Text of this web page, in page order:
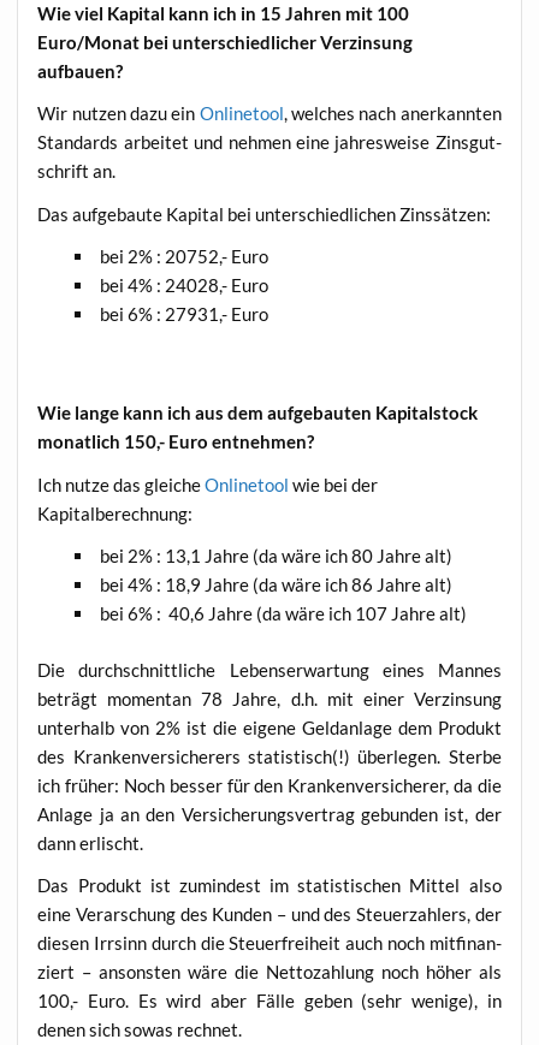
Wie viel Kapi­tal kann ich in 15 Jah­ren mit 100
Euro/Monat bei unter­schied­li­cher Ver­zin­sung
aufbauen?
Wir nut­zen dazu ein Online­tool, wel­ches nach aner­kann­ten
Stan­dards arbei­tet und neh­men eine jah­res­wei­se Zins­gut­
schrift an.
Das auf­ge­bau­te Kapi­tal bei unter­schied­li­chen Zinssätzen:
bei 2% : 20752,- Euro
bei 4% : 24028,- Euro
bei 6% : 27931,- Euro
Wie lan­ge kann ich aus dem auf­ge­bau­ten Kapi­tal­stock
monat­lich 150,- Euro entnehmen?
Ich nut­ze das glei­cheOnline­tool wie bei der
Kapitalberechnung:
bei 2% : 13,1 Jah­re (da wäre ich 80 Jah­re alt)
bei 4% : 18,9 Jah­re (da wäre ich 86 Jah­re alt)
bei 6% : 40,6 Jah­re (da wäre ich 107 Jah­re alt)
Die durch­schnitt­li­che Lebens­er­war­tung eines Man­nes
beträgt momen­tan 78 Jah­re, d.h. mit einer Ver­zin­sung
unter­halb von 2% ist die eige­ne Geld­an­la­ge dem Pro­dukt
des Kran­ken­ver­si­che­rers sta­tis­tisch(!) über­le­gen. Ster­be
ich frü­her: Noch bes­ser für den Kran­ken­ver­si­che­rer, da die
Anla­ge ja an den Ver­si­che­rungs­ver­trag gebun­den ist, der
dann erlischt.
Das Pro­dukt ist zumin­dest im sta­tis­ti­schen Mit­tel also
eine Ver­ar­schung des Kun­den – und des Steu­er­zah­lers, der
die­sen Irr­sinn durch die Steu­er­frei­heit auch noch mit­fi­nan­
ziert – ansons­ten wäre die Net­to­zah­lung noch höher als
100,- Euro. Es wird aber Fäl­le geben (sehr weni­ge), in
denen sich sowas rechnet.